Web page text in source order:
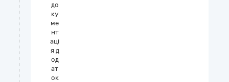
до
ку
ме
нт
аці
я д
од
ат
ок